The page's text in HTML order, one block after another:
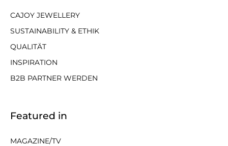
CAJOY JEWELLERY
SUSTAINABILITY & ETHIK
QUALITÄT
INSPIRATION
B2B PARTNER WERDEN
Featured in
MAGAZINE/TV